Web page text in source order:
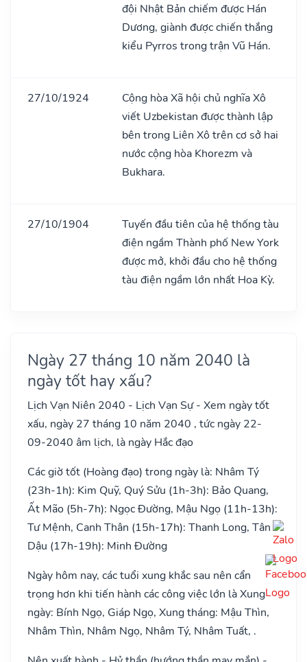
đội Nhật Bản chiếm được Hán
Dương, giành được chiến thắng
kiểu Pyrros trong trận Vũ Hán.
27/10/1924
Cộng hòa Xã hội chủ nghĩa Xô
viết Uzbekistan được thành lập
bên trong Liên Xô trên cơ sở hai
nước cộng hòa Khorezm và
Bukhara.
27/10/1904
Tuyến đầu tiên của hệ thống tàu
điện ngầm Thành phố New York
được mở, khởi đầu cho hệ thống
tàu điện ngầm lớn nhất Hoa Kỳ.
Ngày 27 tháng 10 năm 2040 là
ngày tốt hay xấu?
Lịch Vạn Niên 2040 - Lịch Vạn Sự - Xem ngày tốt
xấu, ngày 27 tháng 10 năm 2040 , tức ngày 22-
09-2040 âm lịch, là ngày Hắc đạo
Các giờ tốt (Hoàng đạo) trong ngày là: Nhâm Tý
(23h-1h): Kim Quỹ, Quý Sửu (1h-3h): Bảo Quang,
Ất Mão (5h-7h): Ngọc Đường, Mậu Ngọ (11h-13h):
Tư Mệnh, Canh Thân (15h-17h): Thanh Long, Tân
Dậu (17h-19h): Minh Đường
Ngày hôm nay, các tuổi xung khắc sau nên cẩn
trọng hơn khi tiến hành các công việc lớn là Xung
ngày: Bính Ngọ, Giáp Ngọ, Xung tháng: Mậu Thìn,
Nhâm Thìn, Nhâm Ngọ, Nhâm Tý, Nhâm Tuất, .